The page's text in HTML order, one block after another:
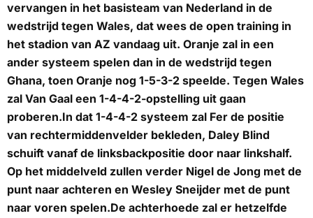
vervangen in het basisteam van Nederland in de
wedstrijd tegen Wales, dat wees de open training in
het stadion van AZ vandaag uit. Oranje zal in een
ander systeem spelen dan in de wedstrijd tegen
Ghana, toen Oranje nog 1-5-3-2 speelde. Tegen Wales
zal Van Gaal een 1-4-4-2-opstelling uit gaan
proberen.In dat 1-4-4-2 systeem zal Fer de positie
van rechtermiddenvelder bekleden, Daley Blind
schuift vanaf de linksbackpositie door naar linkshalf.
Op het middelveld zullen verder Nigel de Jong met de
punt naar achteren en Wesley Sneijder met de punt
naar voren spelen.De achterhoede zal er hetzelfde